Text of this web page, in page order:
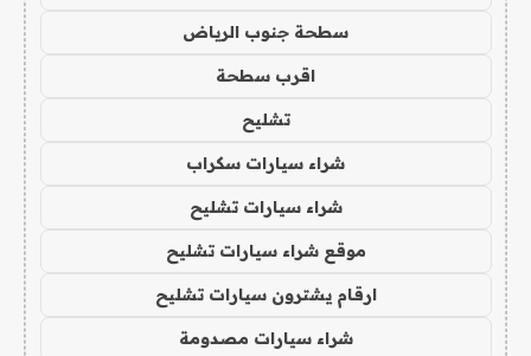
سطحة جنوب الرياض
اقرب سطحة
تشليح
شراء سيارات سكراب
شراء سيارات تشليح
موقع شراء سيارات تشليح
ارقام يشترون سيارات تشليح
شراء سيارات مصدومة